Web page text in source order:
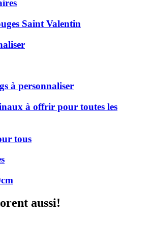
Saint Valentin
à personnaliser
à offrir pour toutes les
tous
aussi!